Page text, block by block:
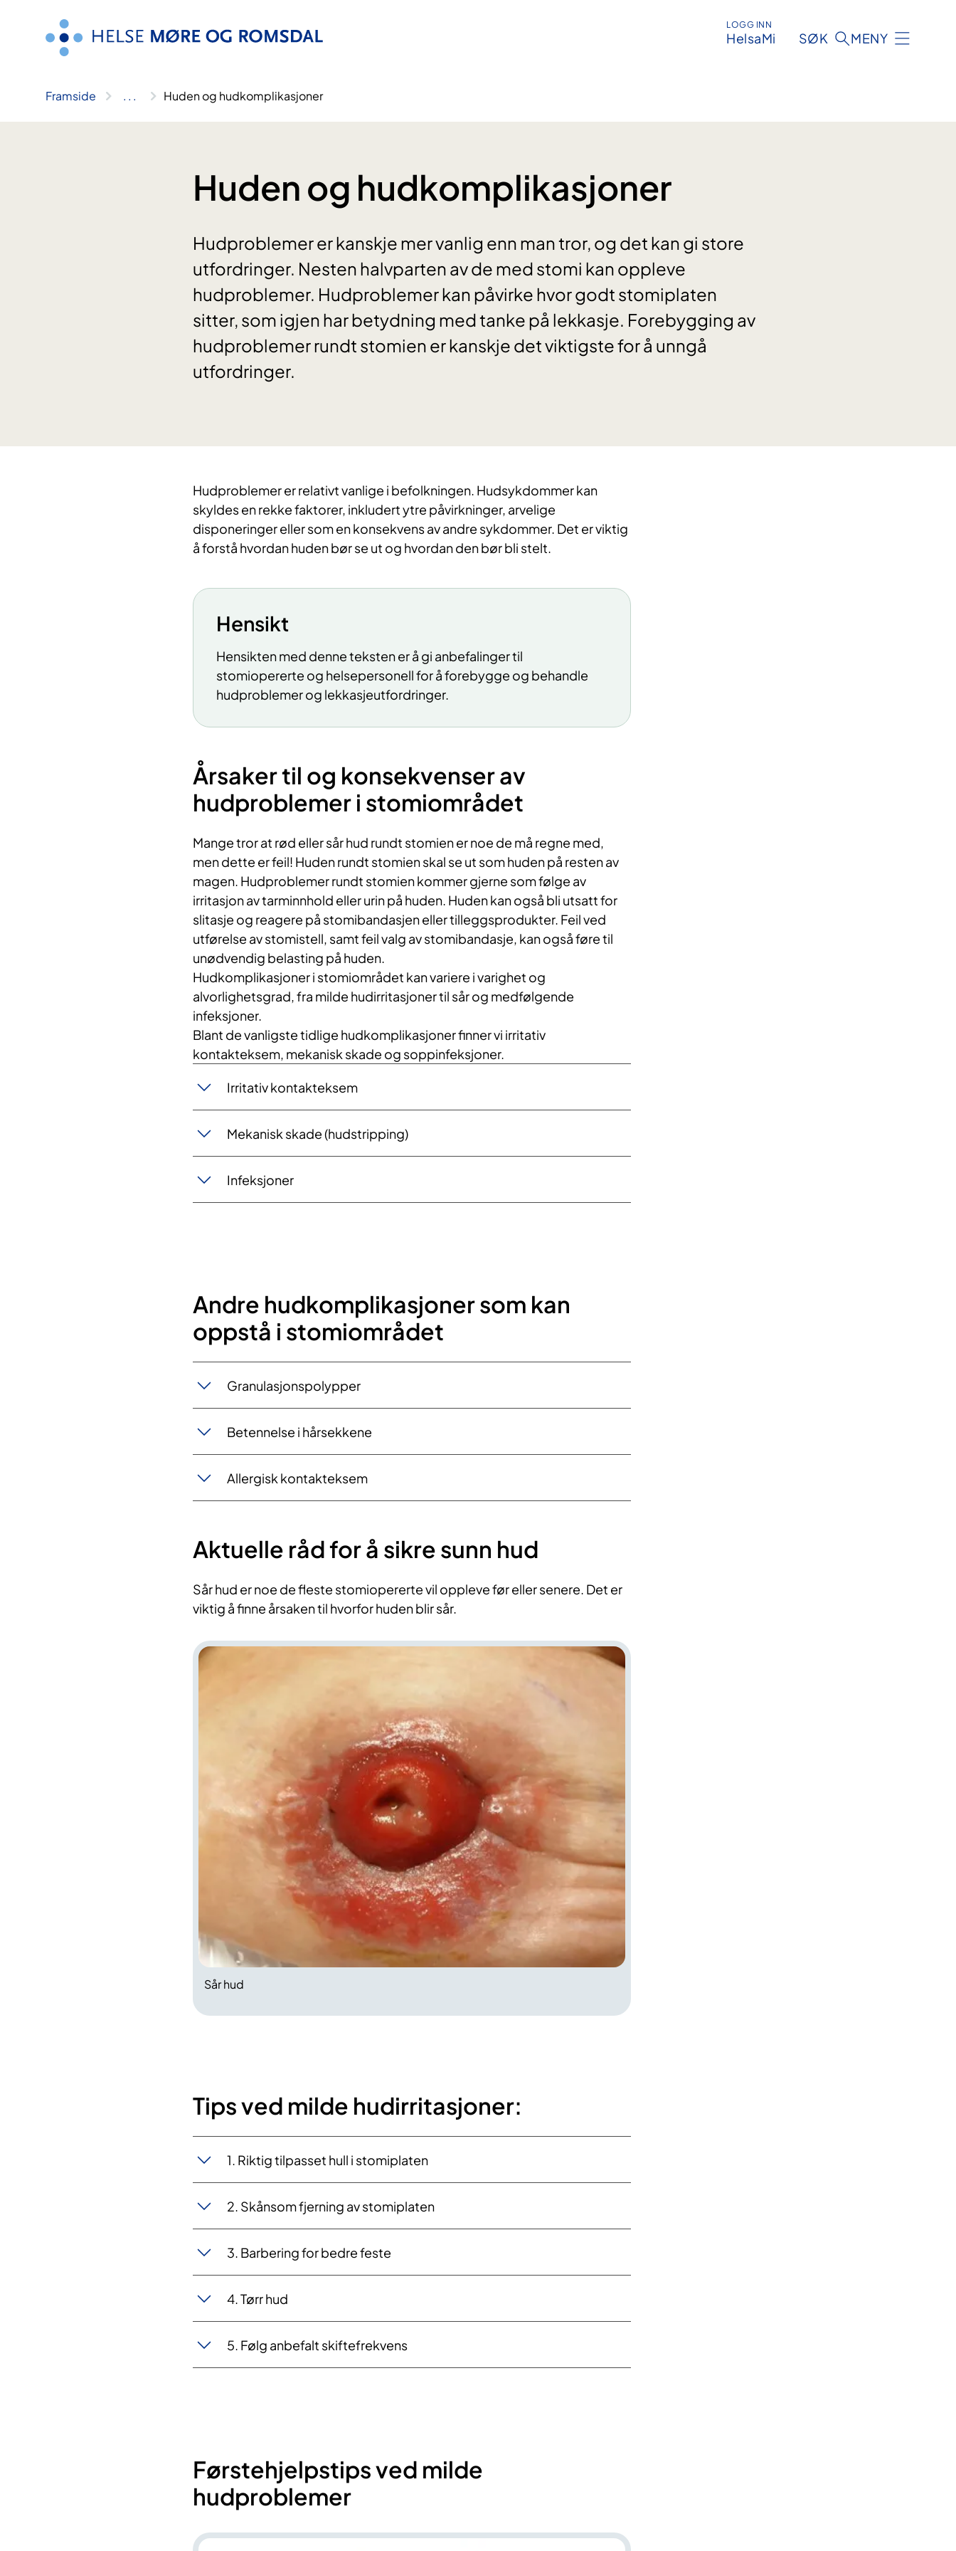
LOGG INN
HelsaMi SØK MENY
Framside .. . Huden og hudkomplikasjoner
Huden og hudkomplikasjoner
Hudproblemer er kanskje mer vanlig enn man tror, og det kan gi store
utfordringer. Nesten halvparten av de med stomi kan oppleve
hudproblemer. Hudproblemer kan påvirke hvor godt stomiplaten
sitter, som igjen har betydning med tanke på lekkasje. Forebygging av
hudproblemer rundt stomien er kanskje det viktigste for å unngå
utfordringer.
Hudproblemer er relativt vanlige i befolkningen. Hudsykdommer kan
skyldes en rekke faktorer, inkludert ytre påvirkninger, arvelige
disponeringer eller som en konsekvens av andre sykdommer. Det er viktig
å forstå hvordan huden bør se ut og hvordan den bør bli stelt.
Hensikt
Hensikten med denne teksten er å gi anbefalinger til
stomiopererte og helsepersonell for å forebygge og behandle
hudproblemer og lekkasjeutfordringer.
Årsaker til og konsekvenser av
hudproblemer i stomiområdet
Mange tror at rød eller sår hud rundt stomien er noe de må regne med,
men dette er feil! Huden rundt stomien skal se ut som huden på resten av
magen. Hudproblemer rundt stomien kommer gjerne som følge av
irritasjon av tarminnhold eller urin på huden. Huden kan også bli utsatt for
slitasje og reagere på stomibandasjen eller tilleggsprodukter. Feil ved
utførelse av stomistell, samt feil valg av stomibandasje, kan også føre til
unødvendig belasting på huden.
Hudkomplikasjoner i stomiområdet kan variere i varighet og
alvorlighetsgrad, fra milde hudirritasjoner til sår og medfølgende
infeksjoner.
Blant de vanligste tidlige hudkomplikasjoner finner vi irritativ
kontakteksem, mekanisk skade og soppinfeksjoner.
Irritativ kontakteksem
Mekanisk skade (hudstripping)
Infeksjoner
Andre hudkomplikasjoner som kan
oppstå i stomiområdet
Granulasjonspolypper
Betennelse i hårsekkene
Allergisk kontakteksem
Aktuelle råd for å sikre sunn hud
Sår hud er noe de fleste stomiopererte vil oppleve før eller senere. Det er
viktig å finne årsaken til hvorfor huden blir sår.
Sår hud
Tips ved milde hudirritasjoner:
1. Riktig tilpasset hull i stomiplaten
2. Skånsom fjerning av stomiplaten
3. Barbering for bedre feste
4. Tørr hud
5. Følg anbefalt skiftefrekvens
Førstehjelpstips ved milde
hudproblemer